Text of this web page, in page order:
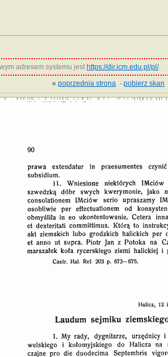
adresem systemu jest https://dir.icm.edu.pl/pl/.
«poprzednia strona ·pobierz skan